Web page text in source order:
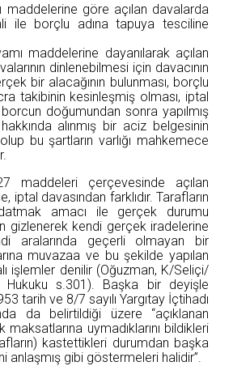
maddelerine göre açılan davalarda
ile borçlu adına tapuya tesciline
maddelerine dayanılarak açılan
dinlenebilmesi için davacının
bir alacağının bulunması, borçlu
takibinin kesinleşmiş olması, iptal
doğumundan sonra yapılmış
alınmış bir aciz belgesinin
bu şartların varlığı mahkemece
maddeleri çerçevesinde açılan
iptal davasından farklıdır. Tarafların
amacı ile gerçek durumu
gizlenerek kendi gerçek iradelerine
aralarında geçerli olmayan bir
muvazaa ve bu şekilde yapılan
işlemler denilir (Oğuzman, K/Seliçi/
Hukuku s.301). Başka bir deyişle
tarih ve 8/7 sayılı Yargıtay İçtihadı
da belirtildiği üzere “açıklanan
maksatlarına uymadıklarını bildikleri
kastettikleri durumdan başka
anlaşmış gibi göstermeleri halidir”.